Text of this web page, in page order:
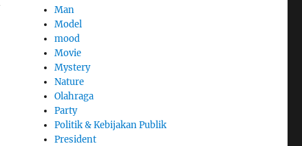
Man
Model
mood
Movie
Mystery
Nature
Olahraga
Party
Politik & Kebijakan Publik
President